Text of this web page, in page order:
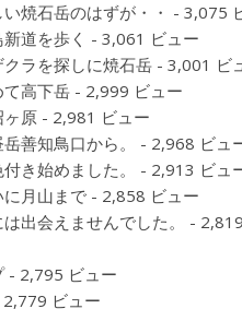
焼石岳のはずが・・ - 3,075
道を歩く - 3,061 ビュー
ラを探しに焼石岳 - 3,001 ビ
高下岳 - 2,999 ビュー
ヶ原 - 2,981 ビュー
善知鳥口から。
- 2,968 ビュ
き始めました。
- 2,913 ビュ
月山まで - 2,858 ビュー
出会えませんでした。
-
- 2,795 ビュー
2,779 ビュー